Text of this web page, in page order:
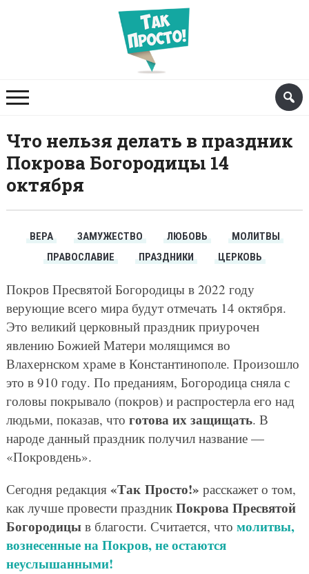
Что нельзя делать в праздник
Покрова Богородицы 14
октября
ВЕРА ЗАМУЖЕСТВО ЛЮБОВЬ
МОЛИТВЫ
ПРАВОСЛАВИЕ
ПРАЗДНИКИ ЦЕРКОВЬ
Покров Пресвятой Богородицы в 2022 году
верующие всего мира будут отмечать 14 октября.
Это великий церковный праздник приурочен
явлению Божией Матери молящимся во
Влахернском храме в Константинополе. Произошло
это в 910 году. По преданиям, Богородица сняла с
головы покрывало (покров) и распростерла его над
людьми, показав, что готова их защищать. В
народе данный праздник получил название —
«Покровдень».
Сегодня редакция «Так Просто!» расскажет о том,
как лучше провести праздникПокрова Пресвятой
Богородицыв благости. Считается, что молитвы,
вознесенные на Покров, не остаются
неуслышанными!